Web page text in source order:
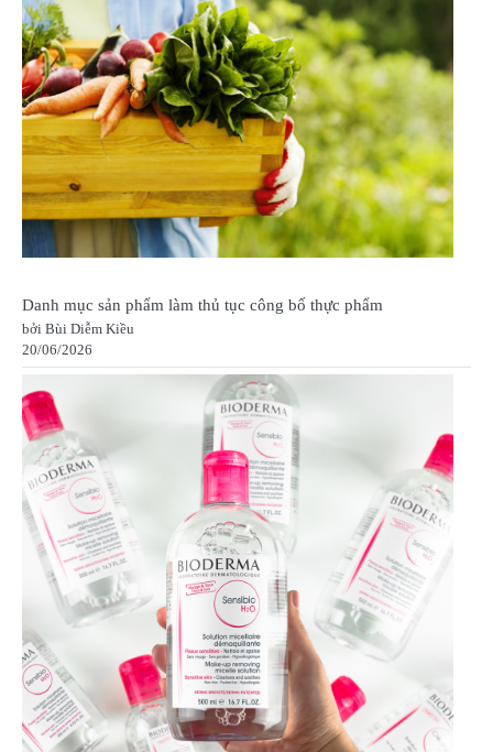
Danh mục sản phẩm làm thủ tục công bố thực phẩm
bởi Bùi Diễm Kiều
20/06/2026